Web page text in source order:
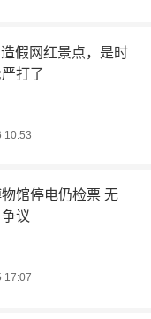
假网红景点，是时
打了
10:53
馆停电仍检票 无
议
17:07